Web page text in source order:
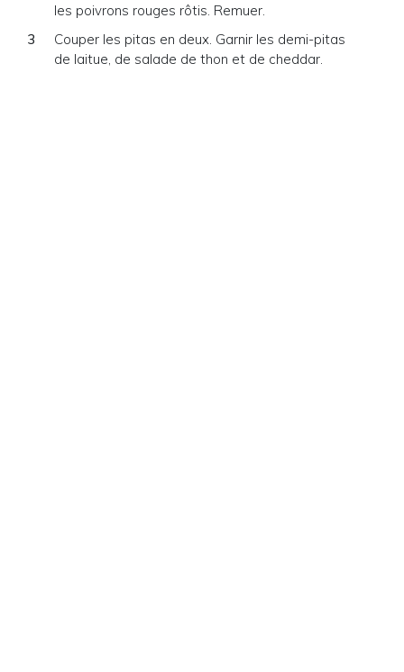
les poivrons rouges rôtis. Remuer.
Couper les pitas en deux. Garnir les demi-pitas
de laitue, de salade de thon et de cheddar.